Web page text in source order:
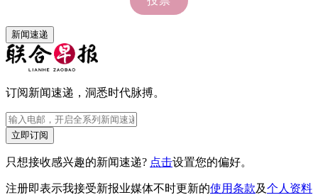
新闻速递
订阅新闻速递，洞悉时代脉搏。
立即订阅
只想接收感兴趣的新闻速递? 点击设置您的偏好。
注册即表示我接受新报业媒体不时更新的使用条款及个人资料